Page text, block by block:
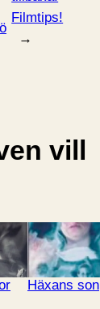
Filmtips!
→
vill
Häxans son